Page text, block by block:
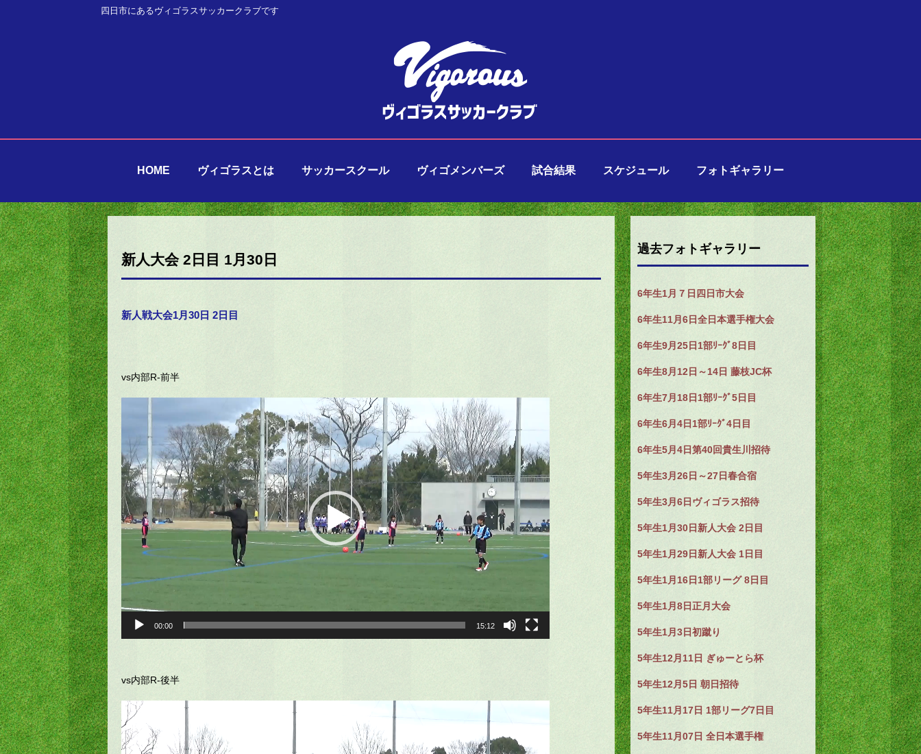
四日市にあるヴィゴラスサッカークラブです
HOME ヴィゴラスとは サッカースクール ヴィゴメンバーズ 試合結果 スケジュール フォトギャラリー
新人大会 2日目 1月30日
新人戦大会1月30日 2日目
vs内部R-前半
プ
レ
ー
ヤ
ー
00:00 15:12
vs内部R-後半
動
画
プ
過去フォトギャラリー
6年生1月７日四日市大会
6年生11月6日全日本選手権大会
6年生9月25日1部ﾘｰｸﾞ8日目
6年生8月12日～14日 藤枝JC杯
6年生7月18日1部ﾘｰｸﾞ5日目
6年生6月4日1部ﾘｰｸﾞ4日目
6年生5月4日第40回貴生川招待
5年生3月26日～27日春合宿
5年生3月6日ヴィゴラス招待
5年生1月30日新人大会 2日目
5年生1月29日新人大会 1日目
5年生1月16日1部リーグ 8日目
5年生1月8日正月大会
5年生1月3日初蹴り
5年生12月11日 ぎゅーとら杯
5年生12月5日 朝日招待
5年生11月17日 1部リーグ7日目
5年生11月07日 全日本選手権